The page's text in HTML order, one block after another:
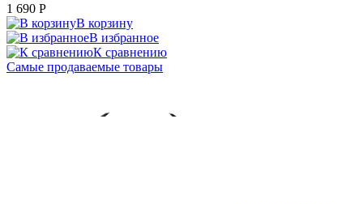
1 690 P
В корзину
В избранное
К сравнению
Самые продаваемые товары